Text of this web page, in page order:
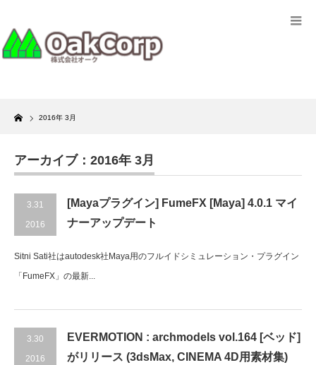
Home
2016年 3月
アーカイブ：2016年 3月
3.31
2016
[Mayaプラグイン] FumeFX [Maya] 4.0.1 マイ
ナーアップデート
Sitni Sati社はautodesk社Maya用のフルイドシミュレーション・プラグイン
「FumeFX」の最新...
3.30
2016
EVERMOTION : archmodels vol.164 [ベッド]
がリリース (3dsMax, CINEMA 4D用素材集)